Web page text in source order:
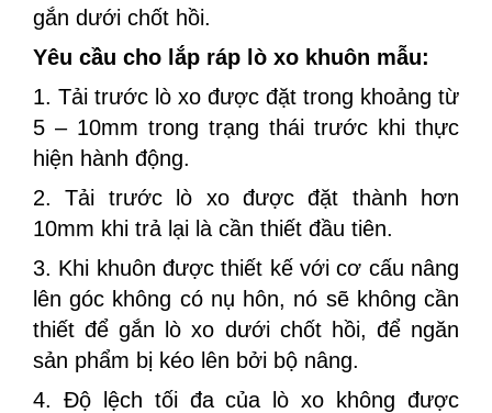
gắn dưới chốt hồi.
Yêu cầu cho lắp ráp lò xo khuôn mẫu:
1. Tải trước lò xo được đặt trong khoảng từ
5 – 10mm trong trạng thái trước khi thực
hiện hành động.
2. Tải trước lò xo được đặt thành hơn
10mm khi trả lại là cần thiết đầu tiên.
3. Khi khuôn được thiết kế với cơ cấu nâng
lên góc không có nụ hôn, nó sẽ không cần
thiết để gắn lò xo dưới chốt hồi, để ngăn
sản phẩm bị kéo lên bởi bộ nâng.
4. Độ lệch tối đa của lò xo không được